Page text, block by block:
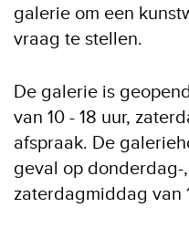
galerie om een
vraag te stellen.
De galerie is
van 10 - 18 uur,
afspraak. De
geval op donderdag-
zaterdagmiddag van